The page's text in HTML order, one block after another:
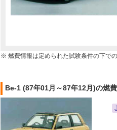
※ 燃費情報は定められた試験条件の下で
Be-1 (87年01月～87年12月)の燃費